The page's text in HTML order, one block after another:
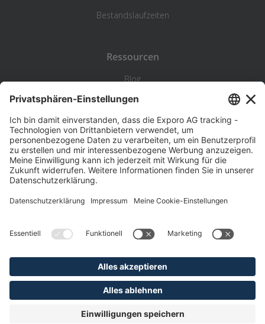
Bestandslaufzeiten
Ressourcen
Blog
Statistik
Wiki
Standortanalyse
Hilfe & Kontakt
©Exporo AG 2026
AGB
Datenschutz
Disclaimer
Pflichtangaben